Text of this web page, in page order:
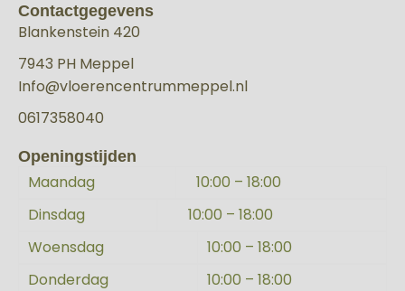
Contactgegevens
Blankenstein 420
7943 PH Meppel
Info@vloerencentrummeppel.nl
0617358040
Openingstijden
Maandag
10:00 – 18:00
Dinsdag
10:00 – 18:00
Woensdag
10:00 – 18:00
Donderdag
10:00 – 18:00